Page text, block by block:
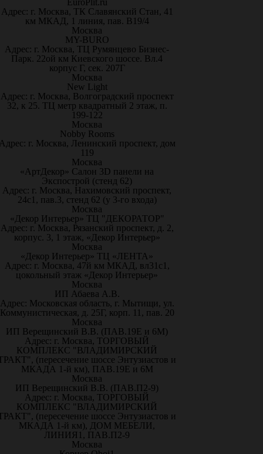
EuroPlit.ru
Адрес: г. Москва, ТК Славянский Стан, 41
км МКАД, 1 линия, пав. В19/4
Москва
MY-BURO
Адрес: г. Москва, ТЦ Румянцево Бизнес-
Парк. 22ой км Киевского шоссе. Вл.4
корпус Г, сек. 207Г
Москва
New Light
Адрес: г. Москва, Волгоградский проспект
32, к 25. ТЦ метр квадратный 2 этаж, п.
199-122
Москва
Nobby Rooms
г. Москва, Ленинский проспект, дом
119
Москва
«АртДекор» Салон 3D панели на
Экспострой (стенд 62)
Адрес: г. Москва, Нахимовский проспект,
24с1, пав.3, стенд 62 (у 3-го входа)
Москва
«Декор Интерьер» ТЦ "ДЕКОРАТОР"
Адрес: г. Москва, Рязанский проспект, д. 2,
корпус. 3, 1 этаж, «Декор Интерьер»
Москва
«Декор Интерьер» ТЦ «ЛЕНТА»
Адрес: г. Москва, 47й км МКАД, вл31с1,
цокольный этаж «Декор Интерьер»
Москва
ИП Абаева А.В.
Адрес: Московская область, г. Мытищи, ул.
Коммунистическая, д. 25Г, корп. 11, пав. 20
Москва
ИП Верещинский В.В. (ПАВ.19Е и 6М)
Адрес: г. Москва, ТОРГОВЫЙ
КОМПЛЕКС "ВЛАДИМИРСКИЙ
(пересечение шоссе Энтузиастов и
МКАДА 1-й км), ПАВ.19Е и 6М
Москва
ИП Верещинский В.В. (ПАВ.П2-9)
Адрес: г. Москва, ТОРГОВЫЙ
КОМПЛЕКС "ВЛАДИМИРСКИЙ
(пересечение шоссе Энтузиастов и
МКАДА 1-й км), ДОМ МЕБЕЛИ,
ЛИНИЯ1, ПАВ.П2-9
Москва